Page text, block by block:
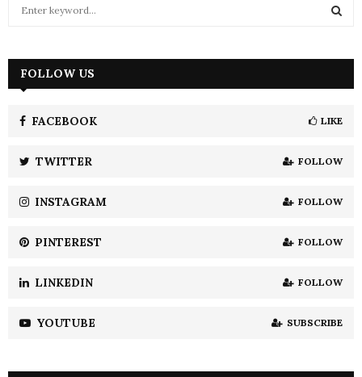
h
H
FOLLOW US
FACEBOOK LIKE
TWITTER FOLLOW
INSTAGRAM FOLLOW
PINTEREST FOLLOW
LINKEDIN FOLLOW
YOUTUBE SUBSCRIBE